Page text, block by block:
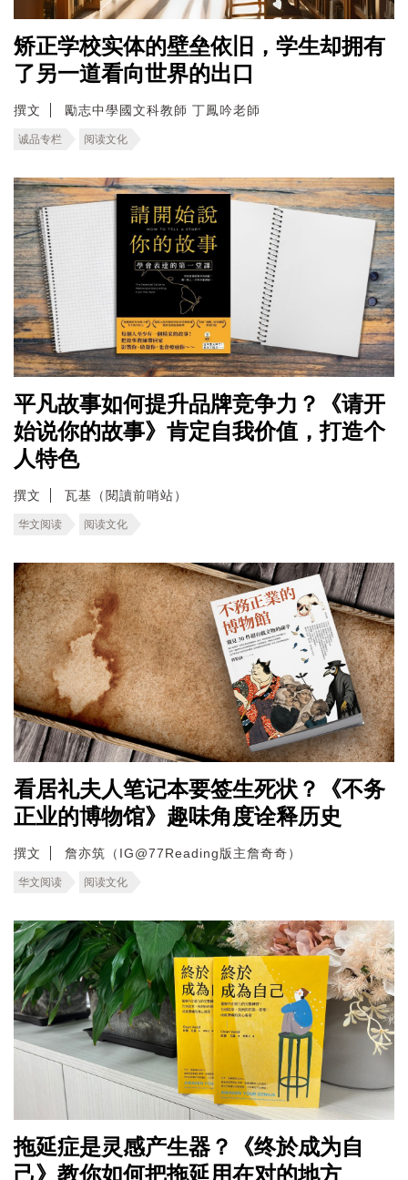
矫正学校实体的壁垒依旧，学生却拥有
了另一道看向世界的出口
撰文 勵志中學國文科教師 丁鳳吟老師
诚品专栏 阅读文化
平凡故事如何提升品牌竞争力？《请开
始说你的故事》肯定自我价值，打造个
人特色
撰文 瓦基（閱讀前哨站）
华文阅读 阅读文化
看居礼夫人笔记本要签生死状？《不务
正业的博物馆》趣味角度诠释历史
撰文 詹亦筑（IG@77Reading版主詹奇奇）
华文阅读 阅读文化
拖延症是灵感产生器？《终於成为自
己》教你如何把拖延用在对的地方